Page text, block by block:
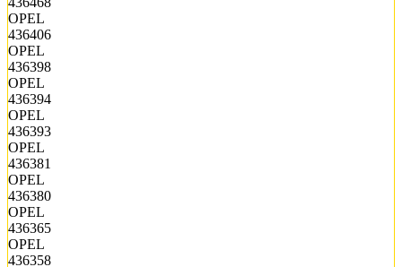
OPEL
436406
OPEL
436398
OPEL
436394
OPEL
436393
OPEL
436381
OPEL
436380
OPEL
436365
OPEL
436358